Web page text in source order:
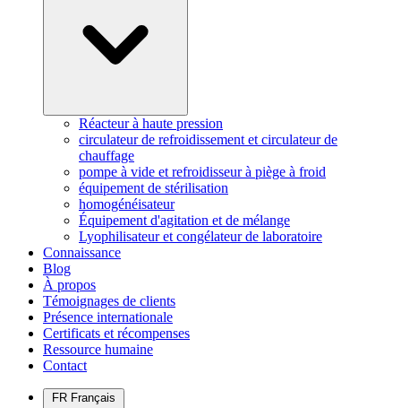
Réacteur à haute pression
circulateur de refroidissement et circulateur de
chauffage
pompe à vide et refroidisseur à piège à froid
équipement de stérilisation
homogénéisateur
Équipement d'agitation et de mélange
Lyophilisateur et congélateur de laboratoire
Connaissance
Blog
À propos
Témoignages de clients
Présence internationale
Certificats et récompenses
Ressource humaine
Contact
FR Français